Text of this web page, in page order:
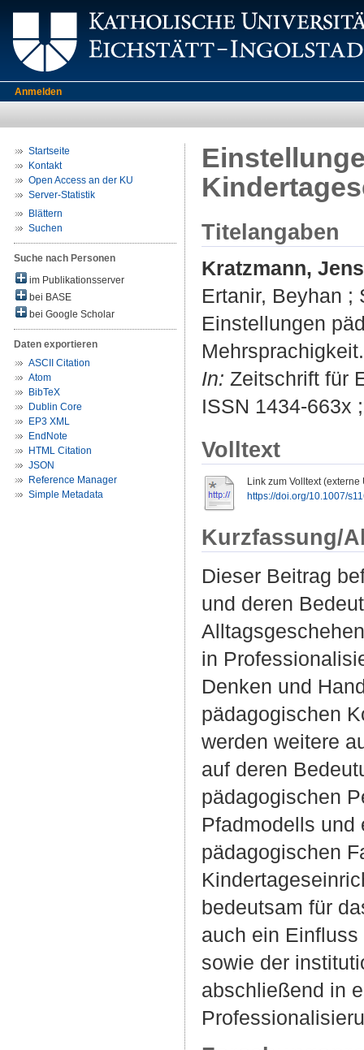
Anmelden
Startseite
Kontakt
Open Access an der KU
Server-Statistik
Blättern
Suchen
Suche nach Personen
im Publikationsserver
bei BASE
bei Google Scholar
Daten exportieren
ASCII Citation
Atom
BibTeX
Dublin Core
EP3 XML
EndNote
HTML Citation
JSON
Reference Manager
Simple Metadata
Titelangaben
Kratzmann, Jens
Ertanir, Beyhan ;
Einstellungen
Mehrsprachigkeit.
In: Zeitschrift für
ISSN 1434-663x
Volltext
Link zum Volltext (externe
https://doi.org/10.1007/
Kurzfassung/
Dieser Beitrag
und deren
in
Denken und
pädagogischen
werden weitere
auf deren
pädagogischen
Pfadmodells und
pädagogischen
bedeutsam für
auch ein
sowie der
abschließend in